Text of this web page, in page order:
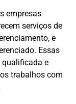
empresas
serviços de
e
Essas
qualificada e
trabalhos com